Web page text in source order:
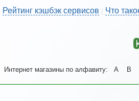
Рейтинг кэшбэк сервисов | Что
Интернет магазины по алфавиту: A B